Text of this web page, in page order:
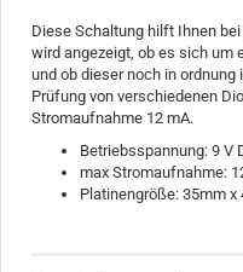
Diese Schaltung hilft Ihnen
wird angezeigt, ob es sich um
und ob dieser noch in
Prüfung von verschiedenen
Stromaufnahme 12 mA.
Betriebsspannung: 9 V
max Stromaufnahme:
Platinengröße: 35mm x